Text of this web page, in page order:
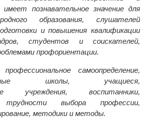
познавательное значение для
образования, слушателей
и повышения квалификации
студентов и соискателей,
профориентации.
профессиональное самоопределение,
школы, учащиеся,
учреждения, воспитанники,
трудности выбора профессии,
методики и методы.